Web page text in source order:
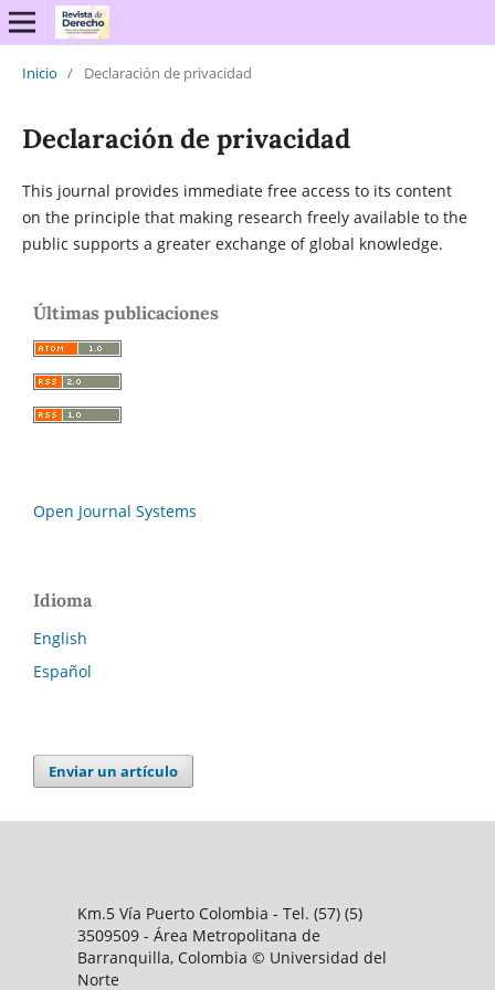
Inicio / Declaración de privacidad
Declaración de privacidad
This journal provides immediate free access to its content
on the principle that making research freely available to the
public supports a greater exchange of global knowledge.
Últimas publicaciones
Open Journal Systems
Idioma
English
Español
Enviar un artículo
Km.5 Vía Puerto Colombia - Tel. (57) (5)
3509509 - Área Metropolitana de
Barranquilla, Colombia © Universidad del
Norte